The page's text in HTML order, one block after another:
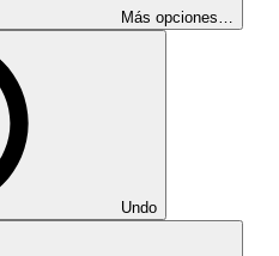
Más opciones…
Undo